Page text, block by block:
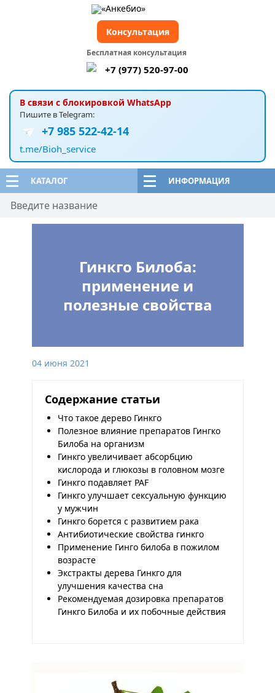
КАТАЛОГ ИНФОРМАЦИЯ
В связи с блокировкой WhatsApp
Пишите в Telegram:
+7 985 522-42-14
t.me/Bioh_service
Бесплатная консультация
+7 (977) 520-97-00
Консультация
Гинкго Билоба:
применение и
полезные свойства
04 июня 2021
Содержание статьи
Что такое дерево Гинкго
Полезное влияние препаратов Гингко
Билоба на организм
Гинкго увеличивает абсорбцию
кислорода и глюкозы в головном мозге
Гинкго подавляет PAF
Гинкго улучшает сексуальную функцию
у мужчин
Гинкго борется с развитием рака
Антибиотические свойства гинкго
Применение Гинго билоба в пожилом
возрасте
Экстракты дерева Гинкго для
улучшения качества сна
Рекомендуемая дозировка препаратов
Гинкго Билоба и их побочные действия